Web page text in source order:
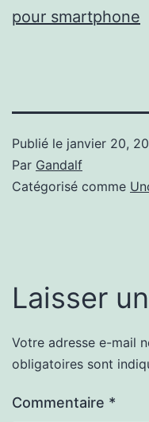
pour smartphone
Publié le janvier 20,
Par Gandalf
Catégorisé comme
Laisser
Votre adresse e-mail
obligatoires sont
Commentaire *